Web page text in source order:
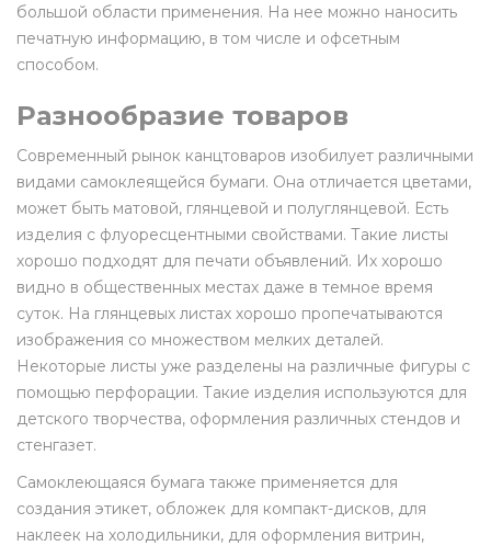
большой области применения. На нее можно наносить
печатную информацию, в том числе и офсетным
способом.
Разнообразие товаров
Современный рынок канцтоваров изобилует различными
видами самоклеящейся бумаги. Она отличается цветами,
может быть матовой, глянцевой и полуглянцевой. Есть
изделия с флуоресцентными свойствами. Такие листы
хорошо подходят для печати объявлений. Их хорошо
видно в общественных местах даже в темное время
суток. На глянцевых листах хорошо пропечатываются
изображения со множеством мелких деталей.
Некоторые листы уже разделены на различные фигуры с
помощью перфорации. Такие изделия используются для
детского творчества, оформления различных стендов и
стенгазет.
Самоклеющаяся бумага также применяется для
создания этикет, обложек для компакт-дисков, для
наклеек на холодильники, для оформления витрин,